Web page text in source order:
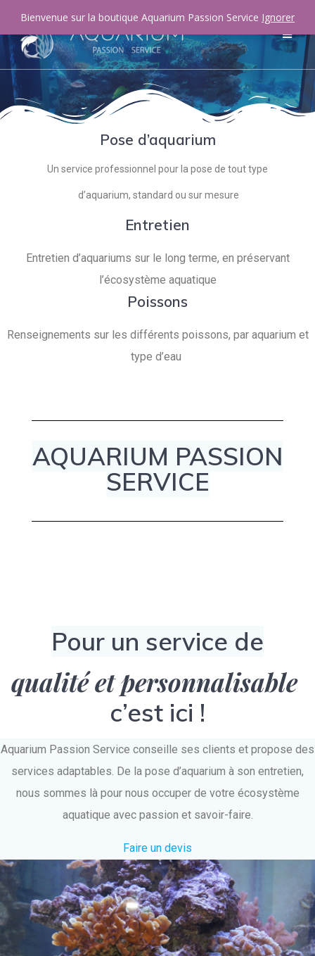
Pose d’aquarium
Un service professionnel pour la pose de tout type
d’aquarium, standard ou sur mesure
Entretien
Entretien d’aquariums sur le long terme, en préservant
l’écosystème aquatique
Poissons
Renseignements sur les différents poissons, par aquarium et
type d’eau
AQUARIUM PASSION
SERVICE
Pour un service de
qualité et personnalisable
c’est ici !
Aquarium Passion Service conseille ses clients et propose des
services adaptables. De la pose d’aquarium à son entretien,
nous sommes là pour nous occuper de votre écosystème
aquatique avec passion et savoir-faire.
Faire un devis
Bienvenue sur la boutique Aquarium Passion Service Ignorer